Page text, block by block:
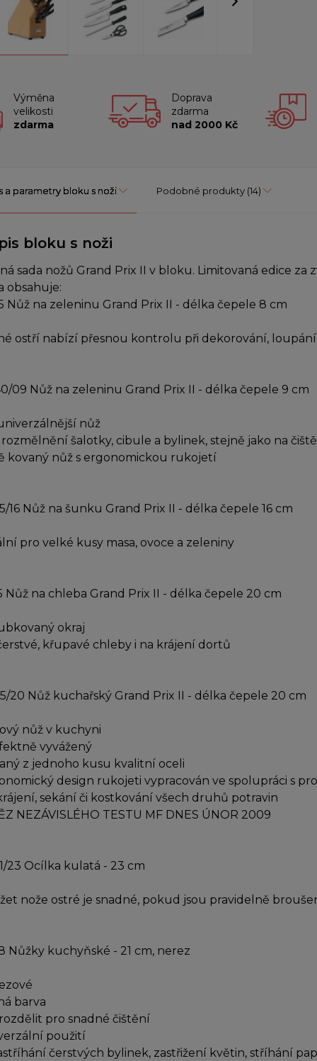
Výměna
velikosti
zdarma
Doprava
zdarma
nad 2000 Kč
a parametry bloku s noži Podobné produkty (14)
bloku s noži
sada nožů Grand Prix II v bloku. Limitovaná edice za
obsahuje:
Nůž na zeleninu Grand Prix II - délka čepele 8 cm
ostří nabízí přesnou kontrolu při dekorování,
09 Nůž na zeleninu Grand Prix II - délka čepele 9 cm
nůž
šalotky, cibule a bylinek, stejně jako na
kovaný nůž s ergonomickou rukojetí
16 Nůž na šunku Grand Prix II - délka čepele 16 cm
pro velké kusy masa, ovoce a zeleniny
Nůž na chleba Grand Prix II - délka čepele 20 cm
okraj
křupavé chleby i na krájení dortů
20 Nůž kuchařský Grand Prix II - délka čepele 20 cm
nůž v kuchyni
vyvážený
z jednoho kusu kvalitní oceli
design rukojeti vypracován ve spolupráci s
sekání či kostkování všech druhů potravin
NEZÁVISLÉHO TESTU MF DNES ÚNOR 2009
23 Ocílka kulatá - 23 cm
nože ostré je snadné, pokud jsou pravidelně
Nůžky kuchyňské - 21 cm, nerez
barva
pro snadné čištění
použití
čerstvých bylinek, zastřižení květin, stříhání